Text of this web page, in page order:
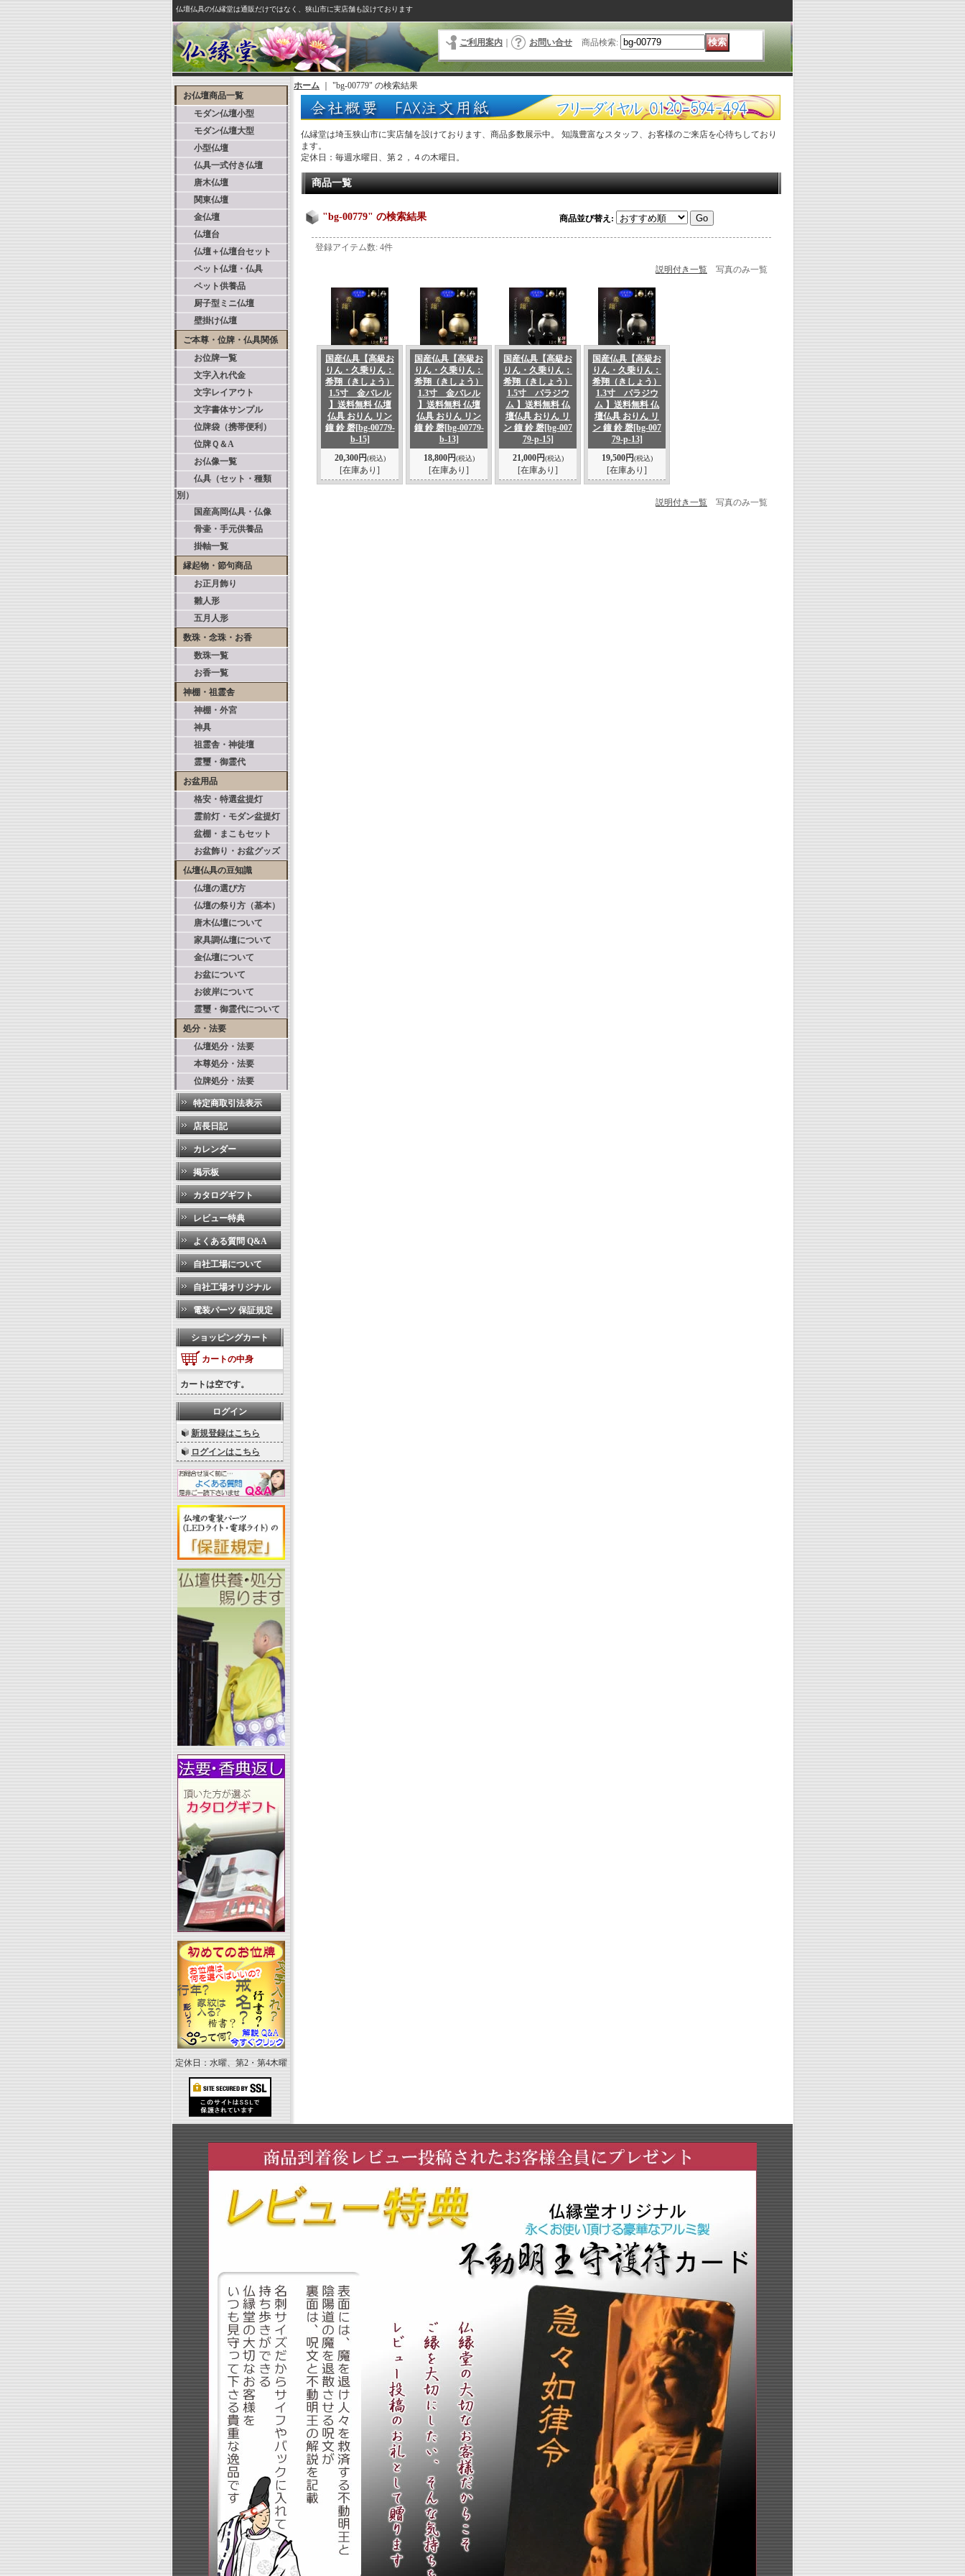
仏壇仏具の仏縁堂は通販だけではなく、狭山市に実店舗も設けております
ご利用案内 お問い合せ 商品検索:
お仏壇商品一覧
モダン仏壇小型
モダン仏壇大型
小型仏壇
仏具一式付き仏壇
唐木仏壇
関東仏壇
金仏壇
仏壇台
仏壇＋仏壇台セット
ペット仏壇・仏具
ペット供養品
厨子型ミニ仏壇
壁掛け仏壇
ご本尊・位牌・仏具関係
お位牌一覧
文字入れ代金
文字レイアウト
文字書体サンプル
位牌袋（携帯便利）
位牌Ｑ＆A
お仏像一覧
仏具（セット・種類
別）
国産高岡仏具・仏像
骨壷・手元供養品
掛軸一覧
縁起物・節句商品
お正月飾り
雛人形
五月人形
数珠・念珠・お香
数珠一覧
お香一覧
神棚・祖霊舎
神棚・外宮
神具
祖霊舎・神徒壇
霊璽・御霊代
お盆用品
格安・特選盆提灯
霊前灯・モダン盆提灯
盆棚・まこもセット
お盆飾り・お盆グッズ
仏壇仏具の豆知識
仏壇の選び方
仏壇の祭り方（基本）
唐木仏壇について
家具調仏壇について
金仏壇について
お盆について
お彼岸について
霊璽・御霊代について
処分・法要
仏壇処分・法要
本尊処分・法要
位牌処分・法要
特定商取引法表示
店長日記
カレンダー
掲示板
カタログギフト
レビュー特典
よくある質問 Q&A
自社工場について
自社工場オリジナル
電装パーツ 保証規定
ショッピングカート
カートの中身
カートは空です。
ログイン
新規登録はこちら
ログインはこちら
定休日：水曜、第2・第4木曜
ホーム "bg-00779" の検索結果
仏縁堂は埼玉狭山市に実店舗を設けております、商品多数展示中。 知識豊富なスタッフ、お客様のご来店を心待ちしており
ます。
定休日：毎週水曜日、第２，４の木曜日。
商品一覧
"bg-00779" の検索結果 商品並び替え :
登録アイテム数: 4件
説明付き一覧 写真のみ一覧
国産仏具【高級お
りん・久乗りん：
希翔（きしょう）
1.5寸 金バレル
】送料無料 仏壇
仏具 おりん リン
鐘 鈴 磬[bg-00779-
b-15]
20,300円(税込)
[在庫あり]
国産仏具【高級お
りん・久乗りん：
希翔（きしょう）
1.3寸 金バレル
】送料無料 仏壇
仏具 おりん リン
鐘 鈴 磬[bg-00779-
b-13]
18,800円(税込)
[在庫あり]
国産仏具【高級お
りん・久乗りん：
希翔（きしょう）
1.5寸 パラジウ
ム 】送料無料 仏
壇仏具 おりん リ
ン 鐘 鈴 磬[bg-007
79-p-15]
21,000円(税込)
[在庫あり]
国産仏具【高級お
りん・久乗りん：
希翔（きしょう）
1.3寸 パラジウ
ム 】送料無料 仏
壇仏具 おりん リ
ン 鐘 鈴 磬[bg-007
79-p-13]
19,500円(税込)
[在庫あり]
説明付き一覧 写真のみ一覧